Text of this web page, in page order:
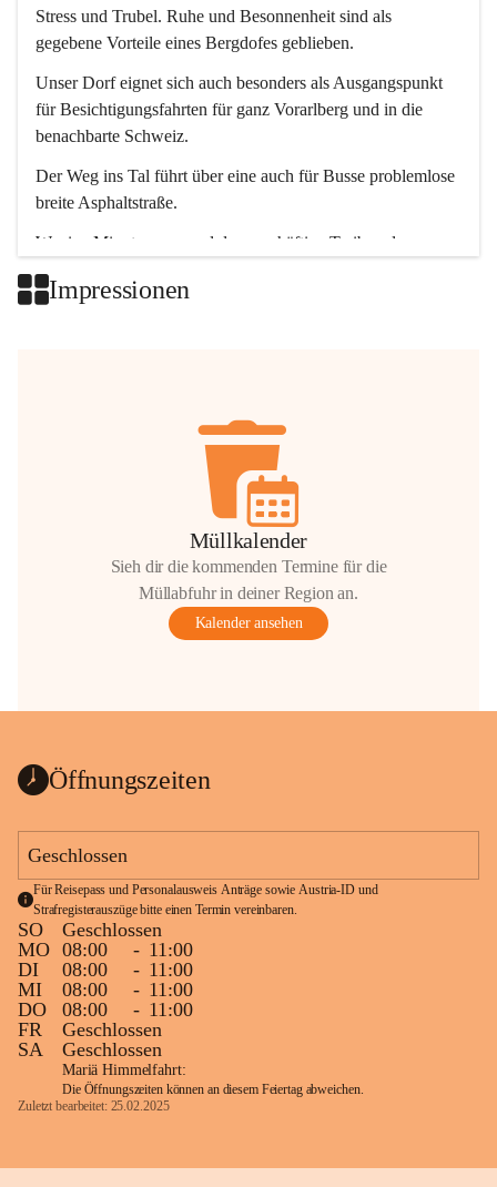
Stress und Trubel. Ruhe und Besonnenheit sind als
gegebene Vorteile eines Bergdofes geblieben.
Unser Dorf eignet sich auch besonders als Ausgangspunkt
für Besichtigungsfahrten für ganz Vorarlberg und in die
benachbarte Schweiz.
Der Weg ins Tal führt über eine auch für Busse problemlose
breite Asphaltstraße.
Wenige Minuten nur, und das geschäftige Treiben der
Impressionen
Müllkalender
Sieh dir die kommenden Termine für die
Müllabfuhr in deiner Region an.
Kalender ansehen
Öffnungszeiten
Geschlossen
Für Reisepass und Personalausweis Anträge sowie Austria-ID und
Strafregisterauszüge bitte einen Termin vereinbaren.
SO
Geschlossen
MO 08:00 - 11:00
DI
08:00 - 11:00
MI
08:00 - 11:00
DO
08:00 - 11:00
FR
Geschlossen
SA
Geschlossen
Mariä Himmelfahrt:
Die Öffnungszeiten können an diesem Feiertag abweichen.
Zuletzt bearbeitet: 25.02.2025